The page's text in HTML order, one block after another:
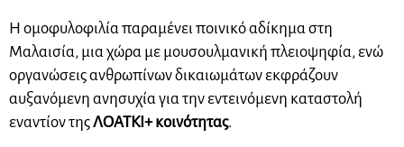
Η ομοφυλοφιλία παραμένει ποινικό αδίκημα στη
Μαλαισία, μια χώρα με μουσουλμανική πλειοψηφία, ενώ
οργανώσεις ανθρωπίνων δικαιωμάτων εκφράζουν
αυξανόμενη ανησυχία για την εντεινόμενη καταστολή
εναντίον τηςΛΟΑΤΚΙ+ κοινότητας.